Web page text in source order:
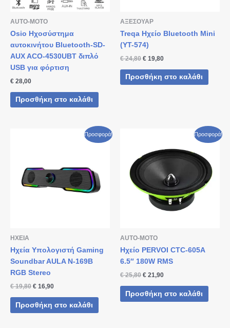
AUTO-MOTO
Osio Ηχοσύστημα
αυτοκινήτου Bluetooth-SD-
AUX ACO-4530UBT διπλό
USB για φόρτιση
€ 28,00
Προσθήκη στο καλάθι
ΑΞΕΣΟΥΑΡ
Treqa Ηχείο Bluetooth Mini
(ΥΤ-574)
€24,80 € 19,80
Προσθήκη στο καλάθι
Προσφορά!
ΗΧΕΙΑ
Ηχεία Υπολογιστή Gaming
Soundbar AULA N-169B
RGB Stereo
€19,80 € 16,90
Προσθήκη στο καλάθι
Προσφορά!
AUTO-MOTO
Ηχείο PERVOI CTC-605A
6.5″ 180W RMS
€25,80
€ 25,80.
€ 21,90
τιμή
είναι:
Προσθήκη στο καλάθι